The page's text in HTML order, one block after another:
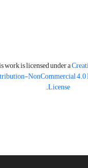
work is licensed under a
NonCommercial 4.0
License
.